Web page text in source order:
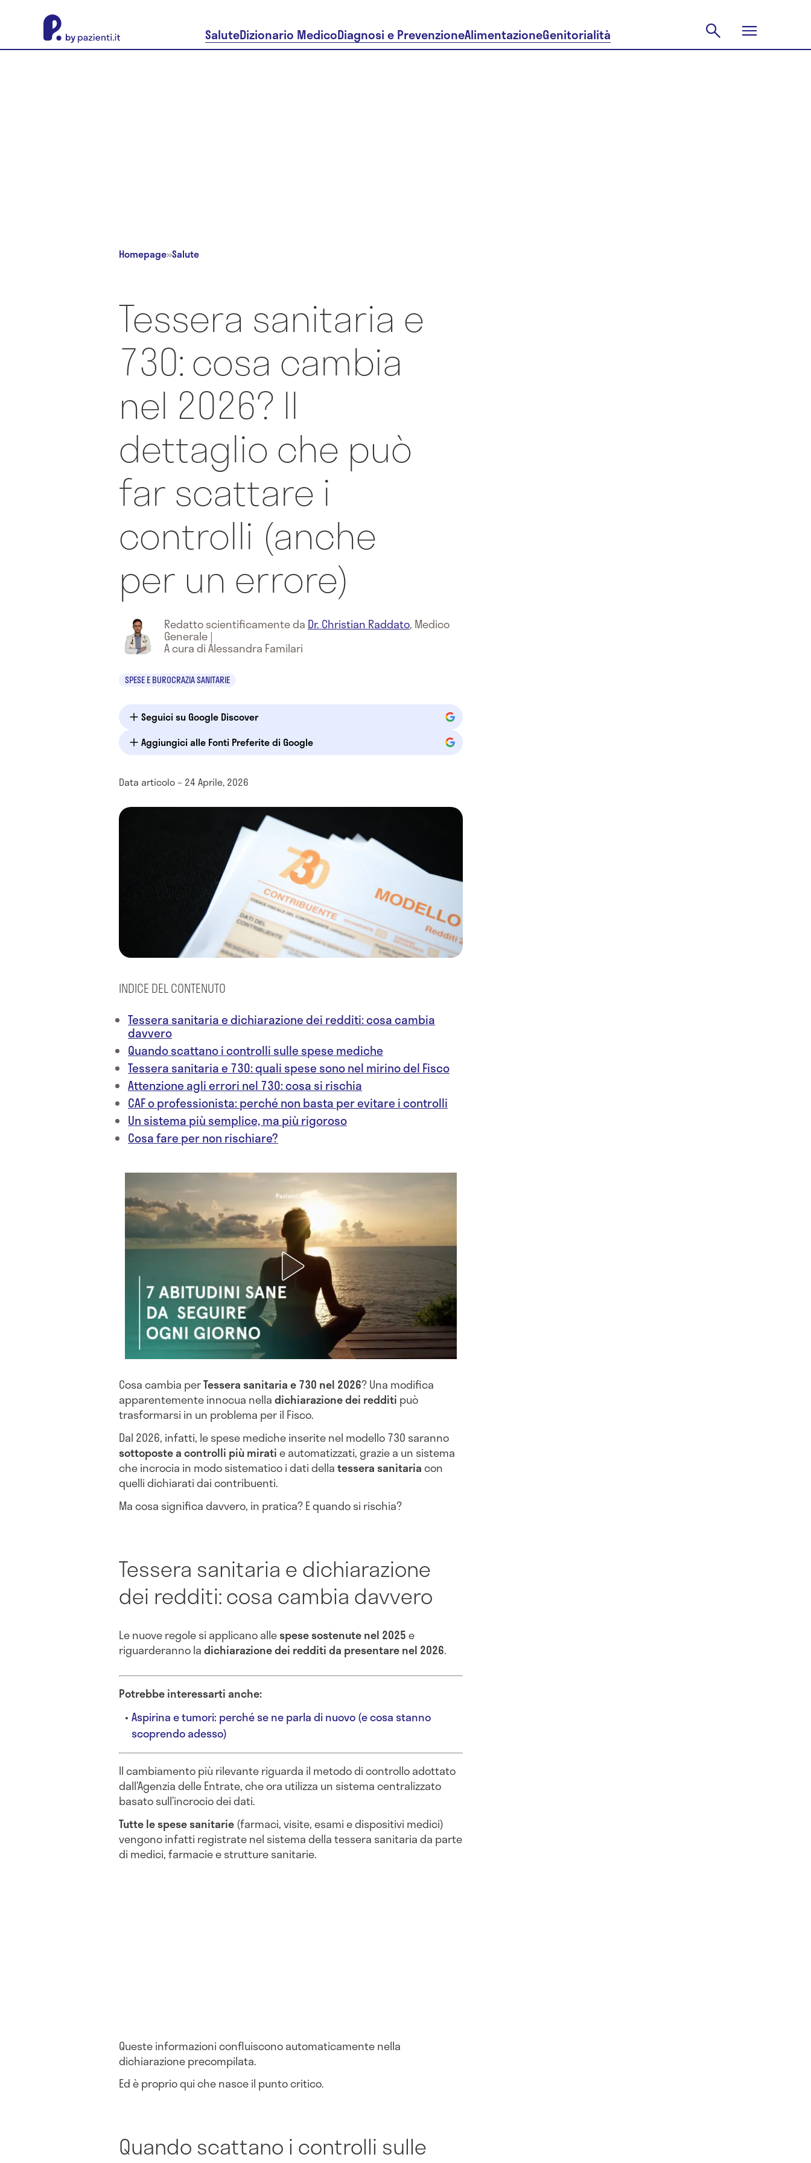
SaluteDizionario MedicoDiagnosi e PrevenzioneAlimentazioneGenitorialità
Homepage»Salute
Tessera sanitaria e
730: cosa cambia
nel 2026? Il
dettaglio che può
far scattare i
controlli (anche
per un errore)
Redatto scientificamente da Dr. Christian Raddato, Medico
Generale|
A cura di Alessandra Familari
SPESE E BUROCRAZIA SANITARIE
Seguici su Google Discover
Aggiungici alle Fonti Preferite di Google
Data articolo – 24 Aprile, 2026
INDICE DEL CONTENUTO
Tessera sanitaria e dichiarazione dei redditi: cosa cambia
davvero
Quando scattano i controlli sulle spese mediche
Tessera sanitaria e 730: quali spese sono nel mirino del Fisco
Attenzione agli errori nel 730: cosa si rischia
CAF o professionista: perché non basta per evitare i controlli
Un sistema più semplice, ma più rigoroso
Cosa fare per non rischiare?
Cosa cambia perTessera sanitaria e 730 nel 2026? Una modifica
apparentemente innocua nelladichiarazione dei redditi può
trasformarsi in un problema per il Fisco.
Dal 2026, infatti, le spese mediche inserite nel modello 730 saranno
sottoposte a controlli più miratie automatizzati, grazie a un sistema
che incrocia in modo sistematico i dati dellatessera sanitariacon
quelli dichiarati dai contribuenti.
Ma cosa significa davvero, in pratica? E quando si rischia?
Tessera sanitaria e dichiarazione
dei redditi: cosa cambia davvero
Le nuove regole si applicano allespese sostenute nel 2025e
riguarderanno ladichiarazione dei redditi da presentare nel 2026.
Potrebbe interessarti anche:
Aspirina e tumori: perché se ne parla di nuovo (e cosa stanno
scoprendo adesso)
Il cambiamento più rilevante riguarda il metodo di controllo adottato
dall’Agenzia delle Entrate, che ora utilizza un sistema centralizzato
basato sull’incrocio dei dati.
Tutte le spese sanitarie(farmaci, visite, esami e dispositivi medici)
vengono infatti registrate nel sistema della tessera sanitaria da parte
di medici, farmacie e strutture sanitarie.
Queste informazioni confluiscono automaticamente nella
dichiarazione precompilata.
Ed è proprio qui che nasce il punto critico.
Quando scattano i controlli sulle